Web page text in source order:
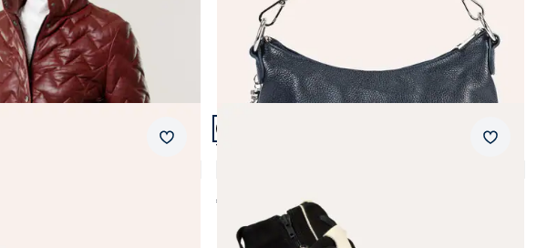
Merkzettel
Artikel 12 von 14.
Thermolite Hightop Sneaker
€ 159,99